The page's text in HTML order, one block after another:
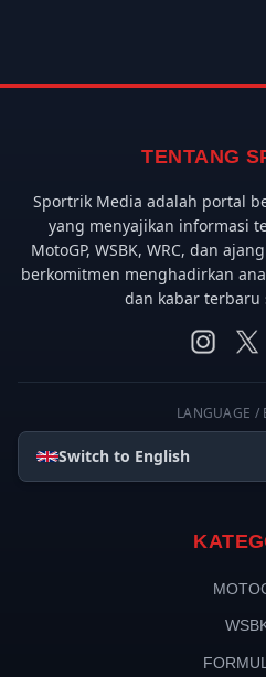
TENTANG
Sportrik Media adalah portal
yang menyajikan informasi
MotoGP, WSBK, WRC, dan
berkomitmen menghadirkan
dan kabar terbaru
LANGUAGE /
Switch to English